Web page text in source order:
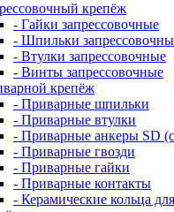
крепёж
- Гайки запрессовочные
- Шпильки
- Втулки запрессовочные
- Винты запрессовочные
крепёж
- Приварные шпильки
- Приварные втулки
- Приварные анкеры SD
- Приварные гвозди
- Приварные гайки
- Приварные контакты
- Керамические кольца